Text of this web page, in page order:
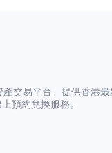
交易平台。提供香港
預約兌換服務。